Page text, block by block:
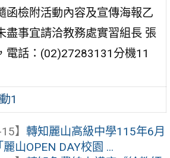
函檢附活動內容及宣傳海報乙
盡事宜請洽教務處實習組長 張
電話：(02)27283131分機11
1
】 轉知麗山高級中學115年6月
山OPEN DAY校園 ...